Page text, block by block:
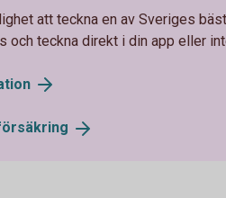
att teckna en av Sveriges
och teckna direkt i din app eller